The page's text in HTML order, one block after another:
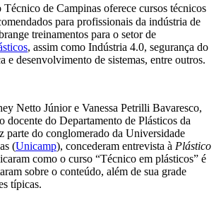
de Campinas oferece cursos técnicos
para profissionais da indústria de
treinamentos para o setor de
, assim como Indústria 4.0, segurança do
e desenvolvimento de sistemas, entre outros.
Netto Júnior e Vanessa Petrilli Bavaresco,
docente do Departamento de Plásticos da
parte do conglomerado da Universidade
(Unicamp), concederam entrevista à Plástico
como o curso “Técnico em plásticos” é
sobre o conteúdo, além de sua grade
típicas.